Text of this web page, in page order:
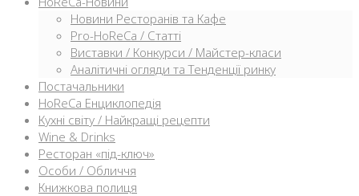
Новини Ресторанів та Кафе
Pro-HoReCa / Статті
Виставки / Конкурси / Майстер-класи
Аналітичні огляди та Тенденції ринку
Постачальники
HoReCa Енциклопедія
Кухні світу / Найкращі рецепти
Wine & Drinks
Ресторан «під-ключ»
Особи / Обличчя
Книжкова полиця